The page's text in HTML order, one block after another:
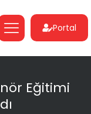
Portal
Eğitimi